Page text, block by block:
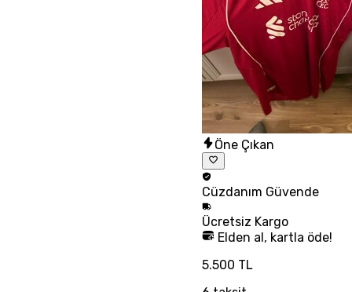
Öne Çıkan
Cüzdanım Güvende
Ücretsiz Kargo
Elden al, kartla öde!
5.500 TL